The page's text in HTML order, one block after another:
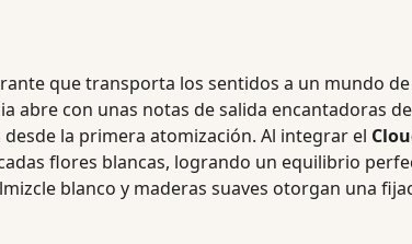
que transporta los sentidos a un mundo
con unas notas de salida encantadoras
la primera atomización. Al integrar el
flores blancas, logrando un equilibrio
blanco y maderas suaves otorgan una